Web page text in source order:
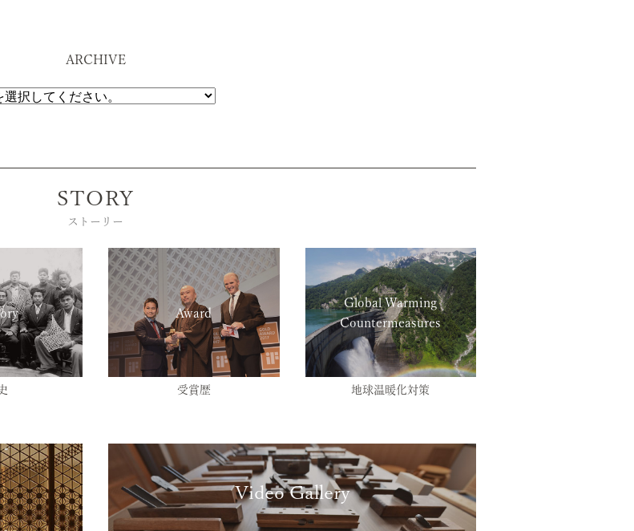
ARCHIVE
STORY
ストーリー
Award
受賞歴
Global Warming
Countermeasures
地球温暖化対策
Video Gallery